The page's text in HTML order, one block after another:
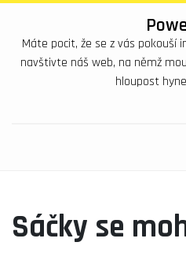
Máte pocit, že se z vás pokouší
navštivte náš web, na němž
hloupost
Sáčky se